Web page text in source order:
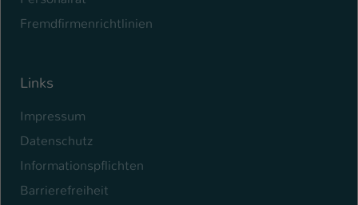
Fremdfirmenrichtlinien
Links
Impressum
Datenschutz
Informationspflichten
Barrierefreiheit